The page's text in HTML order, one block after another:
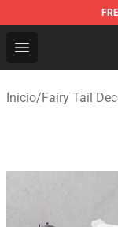
Open menu
Fairy Tail
Inicio/Fairy Tail